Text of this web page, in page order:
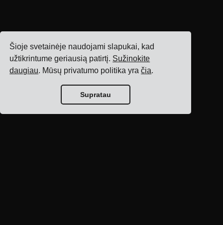
Šioje svetainėje naudojami slapukai, kad
užtikrintume geriausią patirtį. Sužinokite
daugiau. Mūsų privatumo politika yračia.
Supratau